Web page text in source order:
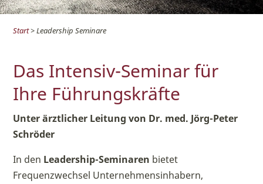
Start> Leadership Seminare
Das Intensiv-Seminar für
Ihre Führungskräfte
Unter ärztlicher Leitung von Dr. med. Jörg-Peter
Schröder
In den Leadership-Seminaren bietet
Frequenzwechsel Unternehmensinhabern,